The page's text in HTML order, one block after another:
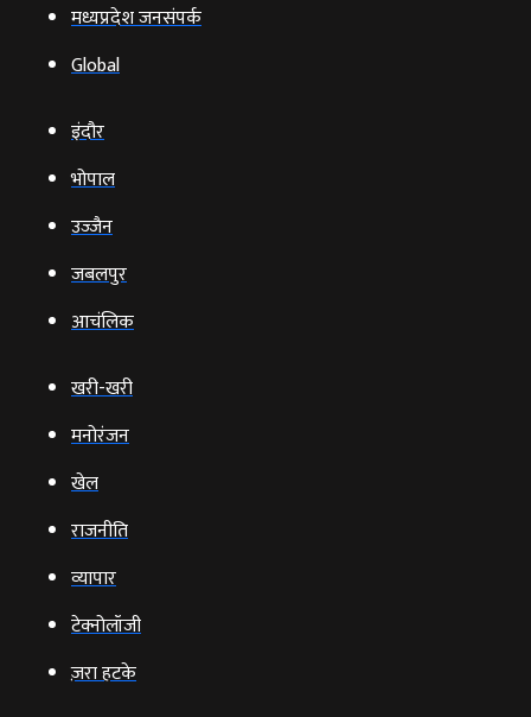
मध्यप्रदेश जनसंपर्क
Global
इंदौर
भोपाल
उज्‍जैन
जबलपुर
आचंलिक
खरी-खरी
मनोरंजन
खेल
राजनीति
व्‍यापार
टेक्‍नोलॉजी
ज़रा हटके